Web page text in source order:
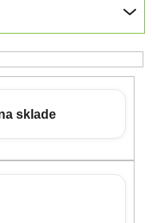
sklade